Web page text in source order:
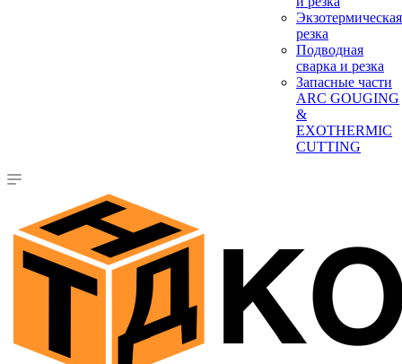
Экзотермическая
резка
Подводная
сварка и резка
Запасные части
ARC GOUGING
&
EXOTHERMIC
CUTTING